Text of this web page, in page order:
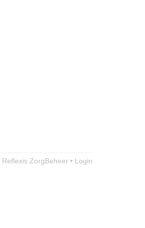
Reflexis ZorgBeheer • Login